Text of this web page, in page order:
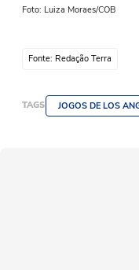
Foto: Luiza Moraes/COB
Fonte: Redação Terra
TAGS JOGOS DE LOS